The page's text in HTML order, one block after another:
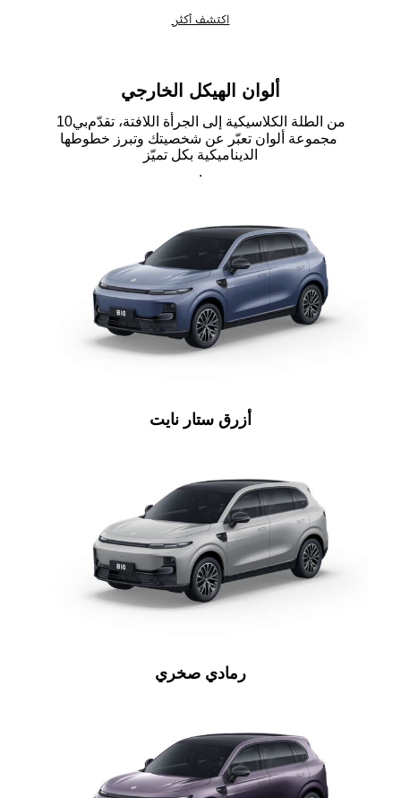
اكتشف أكثر
ألوان الهيكل الخارجي
من الطلة الكلاسيكية إلى الجرأة اللافتة، تقدّمبي10
مجموعة ألوان تعبّر عن شخصيتك وتبرز خطوطها
الديناميكية بكل تميّز
.
أزرق ستار نايت
رمادي صخري